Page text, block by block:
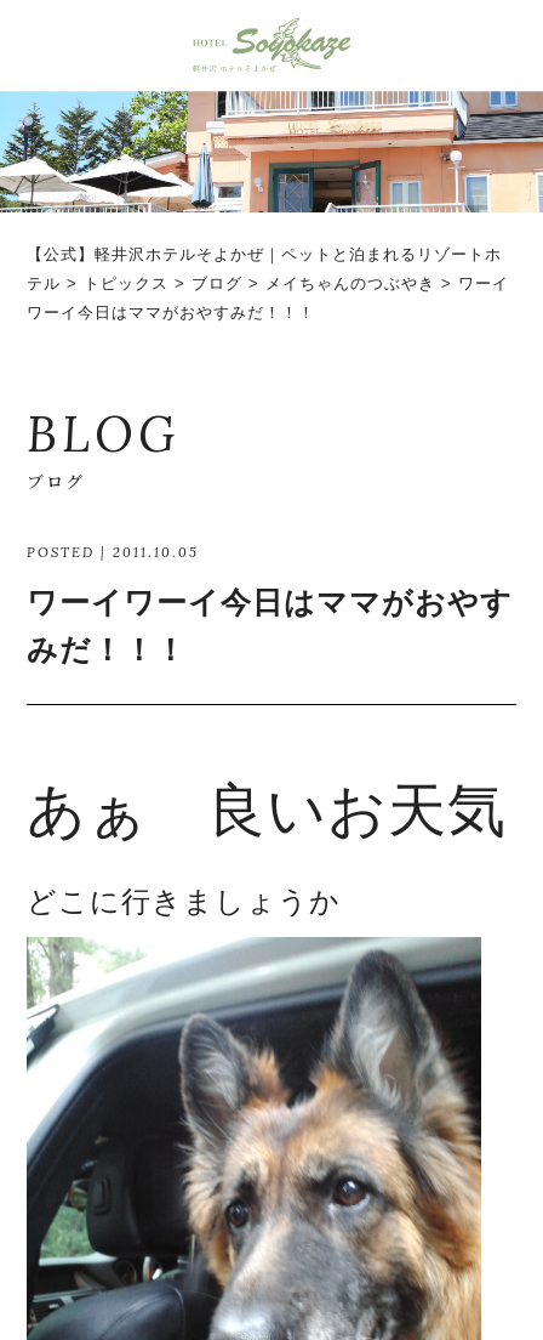
【公式】軽井沢ホテルそよかぜ｜ペットと泊まれるリゾートホ
テル > トピックス > ブログ > メイちゃんのつぶやき > ワーイ
ワーイ今日はママがおやすみだ！！！
BLOG
ブログ
POSTED | 2011.10.05
ワーイワーイ今日はママがおやす
みだ！！！
あぁ 良いお天気
どこに行きましょうか